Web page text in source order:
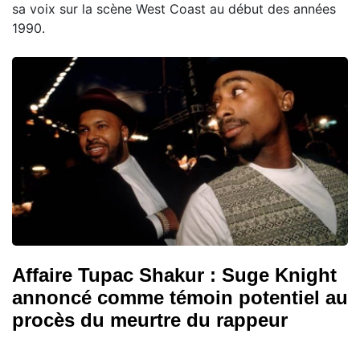
sa voix sur la scène West Coast au début des années
1990.
Affaire Tupac Shakur : Suge Knight
annoncé comme témoin potentiel au
procès du meurtre du rappeur